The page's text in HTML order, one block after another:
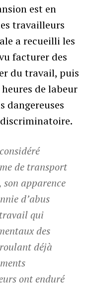
est en
travailleurs
a recueilli les
facturer des
du travail, puis
de labeur
dangereuses
de transport
apparence
d’abus
qui
des
déjà
ont enduré